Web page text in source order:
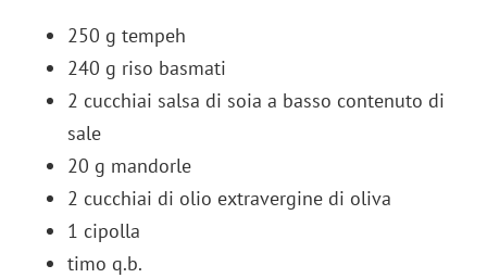
250 g tempeh
240 g riso basmati
2 cucchiai salsa di soia a basso contenuto di
sale
20 g mandorle
2 cucchiai di olio extravergine di oliva
1 cipolla
timo q.b.